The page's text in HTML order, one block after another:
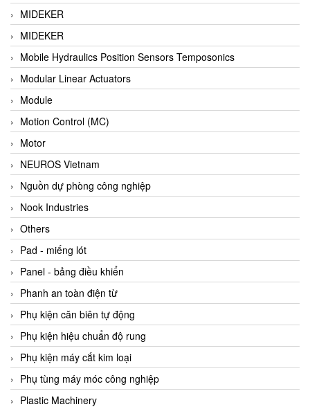
Baykee
BBC Bircher Smart Access
BCS ITALY
BEA SENSORS
Beacon Extender
Beckhoff
Bedook
Bei Sensor
Beijer
Beinlich-pumps
Beka
BEKO
Belimo
Benetech Vietnam
Bently Nevada
Bentone Vietnam
Bernstein Vietnam
Berthold
Bestech
MIDEKER
MIDEKER
Mobile Hydraulics Position Sensors Temposonics
Modular Linear Actuators
Module
Motion Control (MC)
Motor
NEUROS Vietnam
Nguồn dự phòng công nghiệp
Nook Industries
Others
Pad - miếng lót
Panel - bảng điều khiển
Phanh an toàn điện từ
Phụ kiện căn biên tự động
Phụ kiện hiệu chuẩn độ rung
Phụ kiện máy cắt kim loại
Phụ tùng máy móc công nghiệp
Plastic Machinery